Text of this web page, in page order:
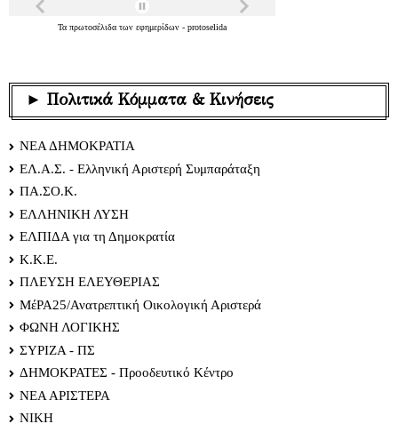
Τα πρωτοσέλιδα των εφημερίδων - protoselida
► Πολιτικά Κόμματα & Κινήσεις
ΝΕΑ ΔΗΜΟΚΡΑΤΙΑ
ΕΛ.Α.Σ. - Ελληνική Αριστερή Συμπαράταξη
ΠΑ.ΣΟ.Κ.
ΕΛΛΗΝΙΚΗ ΛΥΣΗ
ΕΛΠΙΔΑ για τη Δημοκρατία
Κ.Κ.Ε.
ΠΛΕΥΣΗ ΕΛΕΥΘΕΡΙΑΣ
ΜέΡΑ25/Ανατρεπτική Οικολογική Αριστερά
ΦΩΝΗ ΛΟΓΙΚΗΣ
ΣΥΡΙΖΑ - ΠΣ
ΔΗΜΟΚΡΑΤΕΣ - Προοδευτικό Κέντρο
ΝΕΑ ΑΡΙΣΤΕΡΑ
ΝΙΚΗ